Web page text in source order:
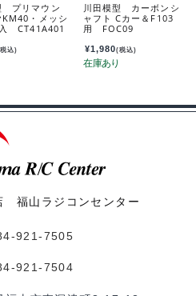
プリマウン
KM40・メッシ
CT41A401
込)
川田模型 カーボンシ
ャフト Cカー＆F103
用 FOC09
¥1,980(税込)
福山ラジコンセンター
921-7505
921-7504